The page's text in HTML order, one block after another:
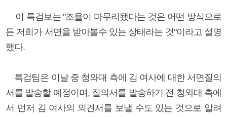
이 특검보는 "조율이 마무리됐다는 것은 어떤 방식으로
든 저희가 서면을 받아볼수 있는 상태라는 것"이라고 설명
했다.
특검팀은 이날 중 청와대 측에 김 여사에 대한 서면질의
서를 발송할 예정이며, 질의서를 발송하기 전 청와대 측에
서 먼저 김 여사의 의견서를 보낼 수도 있는 것으로 알려